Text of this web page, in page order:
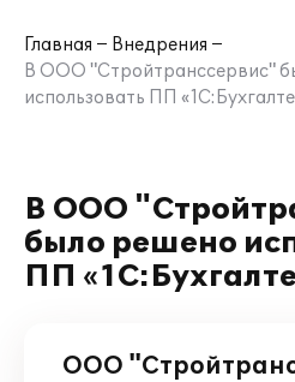
Главная
Внедрения
В ООО "Стройтранссервис"
использовать ПП
В ООО
было решено
ПП
ООО